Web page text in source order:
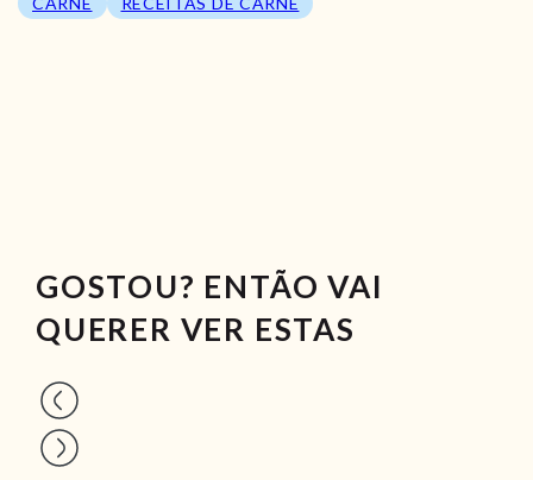
GOSTOU? ENTÃO VAI
QUERER VER ESTAS